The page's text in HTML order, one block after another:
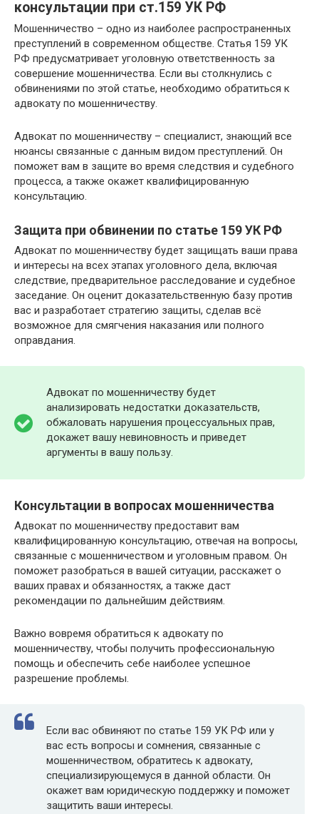
консультации при ст.159 УК РФ
Мошенничество – одно из наиболее распространенных
преступлений в современном обществе. Статья 159 УК
РФ предусматривает уголовную ответственность за
совершение мошенничества. Если вы столкнулись с
обвинениями по этой статье, необходимо обратиться к
адвокату по мошенничеству.
Адвокат по мошенничеству – специалист, знающий все
нюансы связанные с данным видом преступлений. Он
поможет вам в защите во время следствия и судебного
процесса, а также окажет квалифицированную
консультацию.
Защита при обвинении по статье 159 УК РФ
Адвокат по мошенничеству будет защищать ваши права
и интересы на всех этапах уголовного дела, включая
следствие, предварительное расследование и судебное
заседание. Он оценит доказательственную базу против
вас и разработает стратегию защиты, сделав всё
возможное для смягчения наказания или полного
оправдания.
Адвокат по мошенничеству будет
анализировать недостатки доказательств,
обжаловать нарушения процессуальных прав,
докажет вашу невиновность и приведет
аргументы в вашу пользу.
Консультации в вопросах мошенничества
Адвокат по мошенничеству предоставит вам
квалифицированную консультацию, отвечая на вопросы,
связанные с мошенничеством и уголовным правом. Он
поможет разобраться в вашей ситуации, расскажет о
ваших правах и обязанностях, а также даст
рекомендации по дальнейшим действиям.
Важно вовремя обратиться к адвокату по
мошенничеству, чтобы получить профессиональную
помощь и обеспечить себе наиболее успешное
разрешение проблемы.
Если вас обвиняют по статье 159 УК РФ или у
вас есть вопросы и сомнения, связанные с
мошенничеством, обратитесь к адвокату,
специализирующемуся в данной области. Он
окажет вам юридическую поддержку и поможет
защитить ваши интересы.